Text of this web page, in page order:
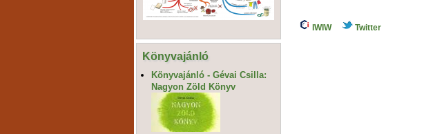
Könyvajánló
Könyvajánló - Gévai Csilla:
Nagyon Zöld Könyv
IWIW Twitter